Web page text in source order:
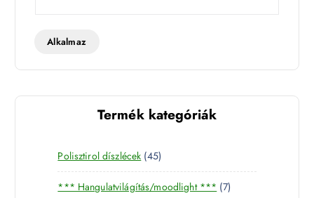
t
Alkalmaz
Termék kategóriák
Polisztirol díszlécek 454
5
t
*** Hangulatvilágítás/moodlight *** 77